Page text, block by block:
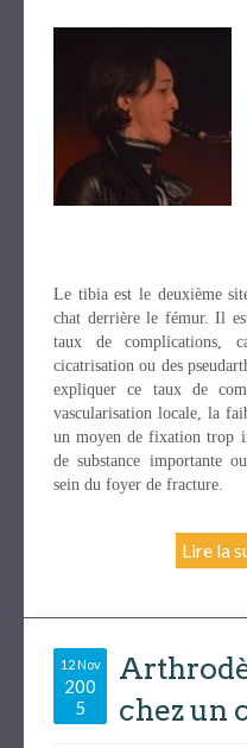
Le tibia est le deuxième
chat derrière le fémur. Il
taux de complications,
cicatrisation ou des
expliquer ce taux de
vascularisation locale, la
un moyen de fixation trop
de substance importante
sein du foyer de fracture.
Lire la
12 Nov
200
5
chez un